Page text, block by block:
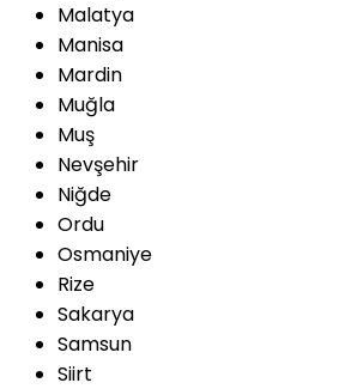
Malatya
Manisa
Mardin
Muğla
Muş
Nevşehir
Niğde
Ordu
Osmaniye
Rize
Sakarya
Samsun
Siirt